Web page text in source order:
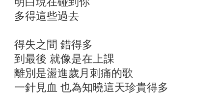
多得這些過去
得失之間 錯得多
到最後 就像是在上課
離別是盪進歲月刺痛的歌
一針見血 也為知曉這天珍貴得多